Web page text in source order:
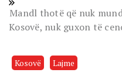
Mandl thotë që nuk
Kosovë, nuk guxon të
Kosovë Lajme